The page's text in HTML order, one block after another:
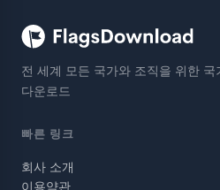
전 세계 모든 국가와 조직을 위한 국
다운로드
빠른 링크
회사 소개
이용약관